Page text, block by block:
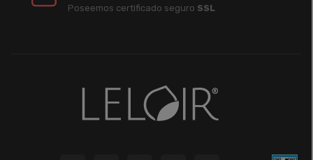
Poseemos certificado seguro SSL